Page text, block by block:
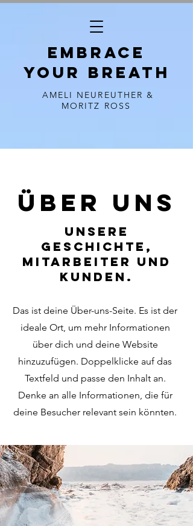
EMBRACE
YOUR BREATH
AMELI NEUREUTHER &
MORITZ ROSS
Über uns
Unsere
Geschichte,
Mitarbeiter und
Kunden.
Das ist deine Über-uns-Seite. Es ist der
ideale Ort, um mehr Informationen
über dich und deine Website
hinzuzufügen. Doppelklicke auf das
Textfeld und passe den Inhalt an.
Denke an alle Informationen, die für
deine Besucher relevant sein könnten.